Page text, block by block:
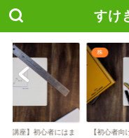
すけ
資講座】初心者にはま
株
【初心者